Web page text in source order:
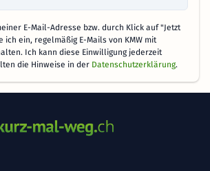
E-Mail-Adresse bzw. durch Klick auf "Jetzt
ein, regelmäßig E-Mails von KMW mit
Ich kann diese Einwilligung jederzeit
die Hinweise in der Datenschutzerklärung.